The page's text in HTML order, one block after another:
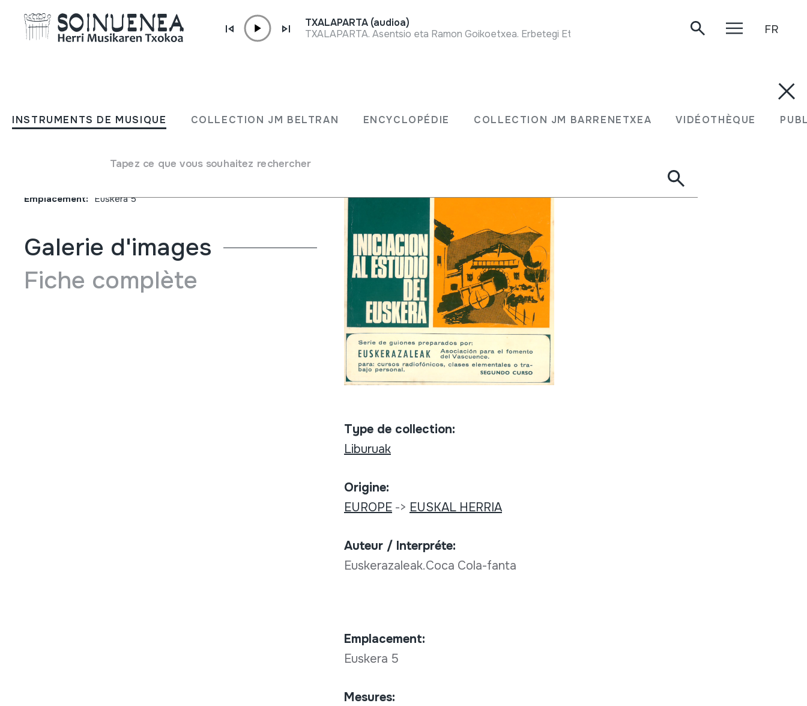
INSTRUMENTS DE MUSIQUE COLLECTION JM BELTRAN ENCYCLOPÉDIE COLLECTION JM BARRENETXEA VIDÉOTHÈQUE
Tapez ce que vous souhaitez rechercher
TXALAPARTA (audioa)
TXALAPARTA. Asentsio eta Ramon Goikoetxea. Erbetegi Etxeberri, 1984.
FR
Iniciacion al estudio del euskera.
Liburuak
Emplacement: Euskera 5
Galerie d'images
Fiche complète
Type de collection:
Liburuak
Origine:
EUROPE-> EUSKAL HERRIA
Auteur / Interpréte:
Euskerazaleak.Coca Cola-fanta
Emplacement:
Euskera 5
Mesures: